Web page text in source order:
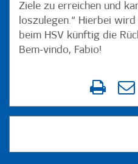
Ziele zu erreichen und
loszulegen.“ Hierbei
beim HSV künftig die
Bem-vindo, Fabio!